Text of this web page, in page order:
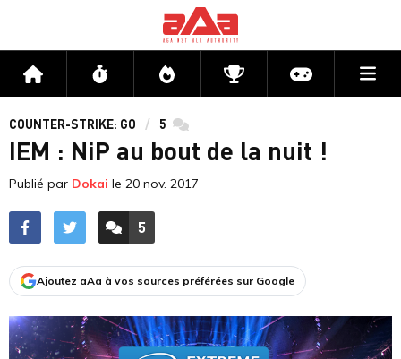
Accueil Flux Directs CompétitionsActu jeux
COUNTER-STRIKE: GO 5 commentaires
IEM : NiP au bout de la nuit !
Publié par Dokai le 20 nov. 2017
ACCÉDER AUX
5
COMMENTAIRES
Ajoutez aAa à vos sources préférées sur Google